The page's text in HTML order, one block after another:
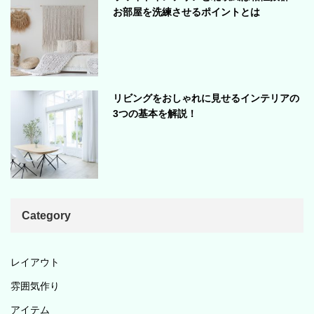
お部屋を洗練させるポイントとは
リビングをおしゃれに見せるインテリアの
3つの基本を解説！
Category
レイアウト
雰囲気作り
アイテム